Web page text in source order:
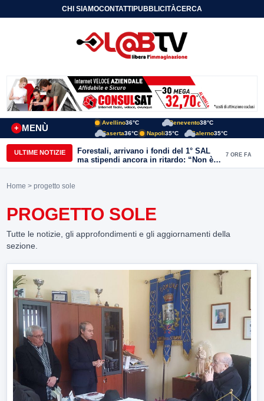
CHI SIAMOCONTATTIPUBBLICITÀCERCA
MENÙ
+
Avellino36°C Benevento38°C
Caserta36°C Napoli35°C Salerno35°C
ULTIME NOTIZIE
Forestali, arrivano i fondi del 1° SAL
ma stipendi ancora in ritardo: “Non è
più sostenibile”
7 ORE FA
Home > progetto sole
PROGETTO SOLE
Tutte le notizie, gli approfondimenti e gli aggiornamenti della
sezione.